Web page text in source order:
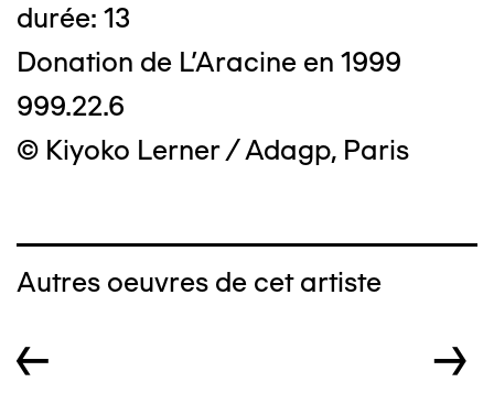
durée: 13
Donation de L'Aracine en 1999
999.22.6
© Kiyoko Lerner / Adagp, Paris
Autres oeuvres de cet artiste
← →